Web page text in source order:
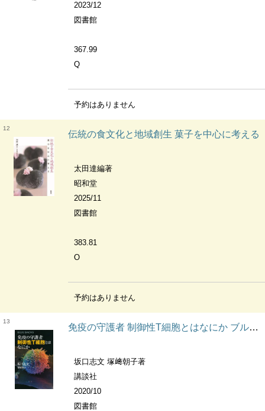
2023/12
図書館
367.99
Q
予約はありません
12
伝統の食文化と地域創生 菓子を中心に考える
太田達編著
昭和堂
2025/11
図書館
383.81
O
予約はありません
13
免疫の守護者 制御性T細胞とはなにか ブルーバックス
坂口志文 塚﨑朝子著
講談社
2020/10
図書館